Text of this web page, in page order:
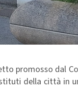
promosso dal
della città in